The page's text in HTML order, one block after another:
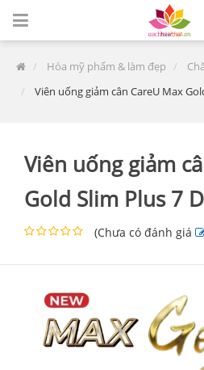
Hóa mỹ phẩm & làm đẹp
Viên uống giảm cân CareU Max
Viên uống giảm
Gold Slim Plus 7
(Chưa có đánh giá